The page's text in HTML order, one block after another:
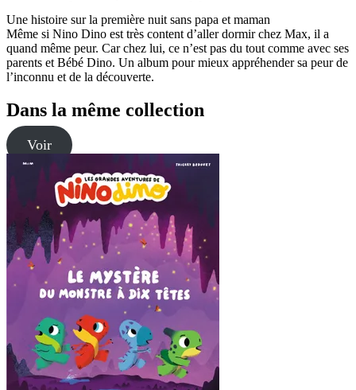
Une histoire sur la première nuit sans papa et maman
Même si Nino Dino est très content d’aller dormir chez Max, il a
quand même peur. Car chez lui, ce n’est pas du tout comme avec ses
parents et Bébé Dino. Un album pour mieux appréhender sa peur de
l’inconnu et de la découverte.
Dans la même collection
Voir